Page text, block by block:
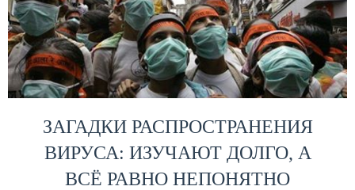
ЗАГАДКИ РАСПРОСТРАНЕНИЯ
ВИРУСА: ИЗУЧАЮТ ДОЛГО, А
ВСЁ РАВНО НЕПОНЯТНО